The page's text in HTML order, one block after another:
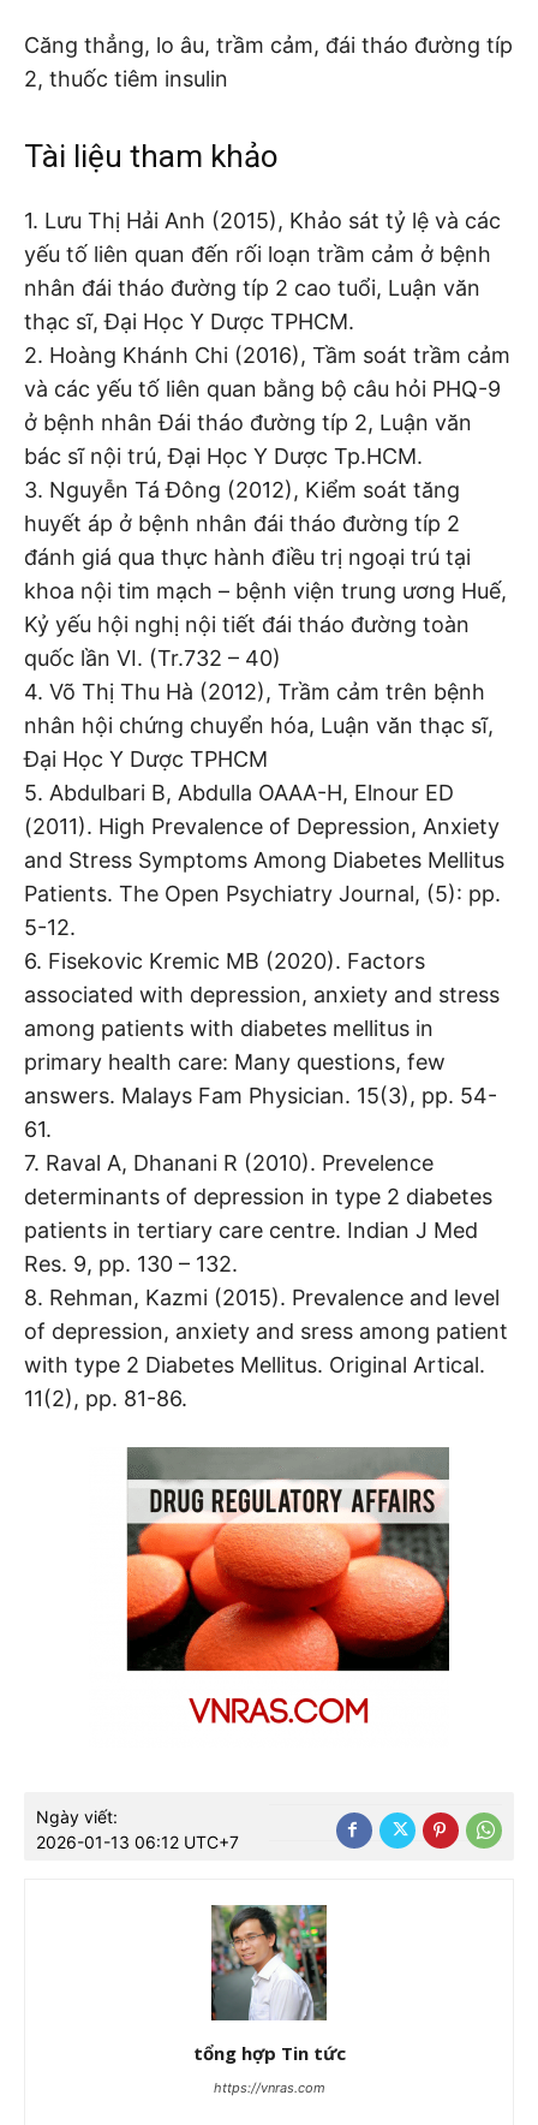
Căng thẳng, lo âu, trầm cảm, đái tháo đường típ
2, thuốc tiêm insulin
Tài liệu tham khảo
1. Lưu Thị Hải Anh (2015), Khảo sát tỷ lệ và các
yếu tố liên quan đến rối loạn trầm cảm ở bệnh
nhân đái tháo đường típ 2 cao tuổi, Luận văn
thạc sĩ, Đại Học Y Dược TPHCM.
2. Hoàng Khánh Chi (2016), Tầm soát trầm cảm
và các yếu tố liên quan bằng bộ câu hỏi PHQ-9
ở bệnh nhân Đái tháo đường típ 2, Luận văn
bác sĩ nội trú, Đại Học Y Dược Tp.HCM.
3. Nguyễn Tá Đông (2012), Kiểm soát tăng
huyết áp ở bệnh nhân đái tháo đường típ 2
đánh giá qua thực hành điều trị ngoại trú tại
khoa nội tim mạch – bệnh viện trung ương Huế,
Kỷ yếu hội nghị nội tiết đái tháo đường toàn
quốc lần VI. (Tr.732 – 40)
4. Võ Thị Thu Hà (2012), Trầm cảm trên bệnh
nhân hội chứng chuyển hóa, Luận văn thạc sĩ,
Đại Học Y Dược TPHCM
5. Abdulbari B, Abdulla OAAA-H, Elnour ED
(2011). High Prevalence of Depression, Anxiety
and Stress Symptoms Among Diabetes Mellitus
Patients. The Open Psychiatry Journal, (5): pp.
5-12.
6. Fisekovic Kremic MB (2020). Factors
associated with depression, anxiety and stress
among patients with diabetes mellitus in
primary health care: Many questions, few
answers. Malays Fam Physician. 15(3), pp. 54-
61.
7. Raval A, Dhanani R (2010). Prevelence
determinants of depression in type 2 diabetes
patients in tertiary care centre. Indian J Med
Res. 9, pp. 130 – 132.
8. Rehman, Kazmi (2015). Prevalence and level
of depression, anxiety and sress among patient
with type 2 Diabetes Mellitus. Original Artical.
11(2), pp. 81-86.
Ngày viết:
2026-01-13 06:12 UTC+7
tổng hợp Tin tức
https://vnras.com